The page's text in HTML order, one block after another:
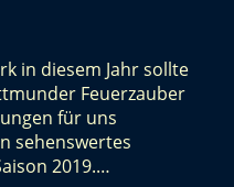
in diesem Jahr sollte
Feuerzauber
für uns
sehenswertes
2019.…